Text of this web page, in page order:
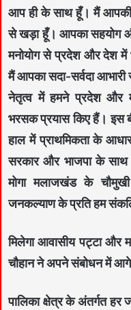
आप ही के साथ हूँ। मैं
से खड़ा हूँ। आपका सहयोग
मनोयोग से प्रदेश और देश में
मैं आपका सदा-सर्वदा आभारी
नेतृत्व में हमने प्रदेश और
भरसक प्रयास किए हैं। इस
हाल में प्राथमिकता के
सरकार और भाजपा के साथ
मोगा मलाजखंड के
जनकल्याण के प्रति हम
मिलेगा आवासीय पट्टा और
चौहान ने अपने संबोधन में आगे
पालिका क्षेत्र के अंतर्गत